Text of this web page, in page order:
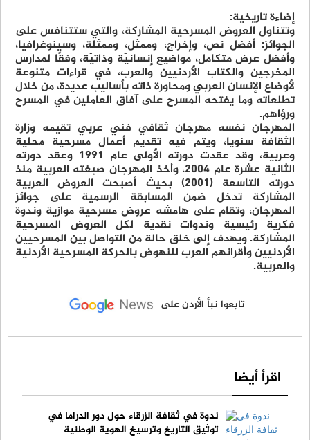
إضاءة تاريخية:
وتتناول العروض المسرحية المشاركة، والتي ستتنافس على
الجوائز: أفضل نص، وإخراج، وممثل، وممثلة، وسينوغرافيا،
وأفضل عرض متكامل، مواضيع إنسانيّة وذاتيّة، وفقًا لمدارس
المخرجين والكتاب الأردنيين والعرب، في قراءات متنوعة
لأوضاع الإنسان العربي ومحاورة ذاته بأساليب عديدة، من خلال
تطلعاته وما يفتحه المسرح على آفاق العاملين في المسرح
ورؤاهم.
المهرجان نفسه مهرجان ثقافي فني عربي تقيمه وزارة
الثقافة سنويا، ويتم فيه تقديم أعمال مسرحية محلية
وعربية، وقد عقدت دورته الأولى عام 1991 وعقد دورته
الثانية عشرة عام 2004، وأخذ المهرجان صبغته العربية منذ
دورته التاسعة (2001) بحيث أصبحت العروض العربية
المشاركة تدخل ضمن المسابقة الرسمية على جوائز
المهرجان، وتقام على هامشه عروض مسرحية موازية وندوة
فكرية رئيسية وندوات نقدية لكل العروض المسرحية
المشاركة. ويهدف إلى خلق حالة من التواصل بين المسرحيين
الأردنيين وأقرانهم العرب للنهوض بالحركة المسرحية الأردنية
والعربية.
تابعوا نبأ الأردن على
اقرأ أيضا
ندوة في ثقافة الزرقاء حول دور الدراما في
توثيق التاريخ وترسيخ الهوية الوطنية